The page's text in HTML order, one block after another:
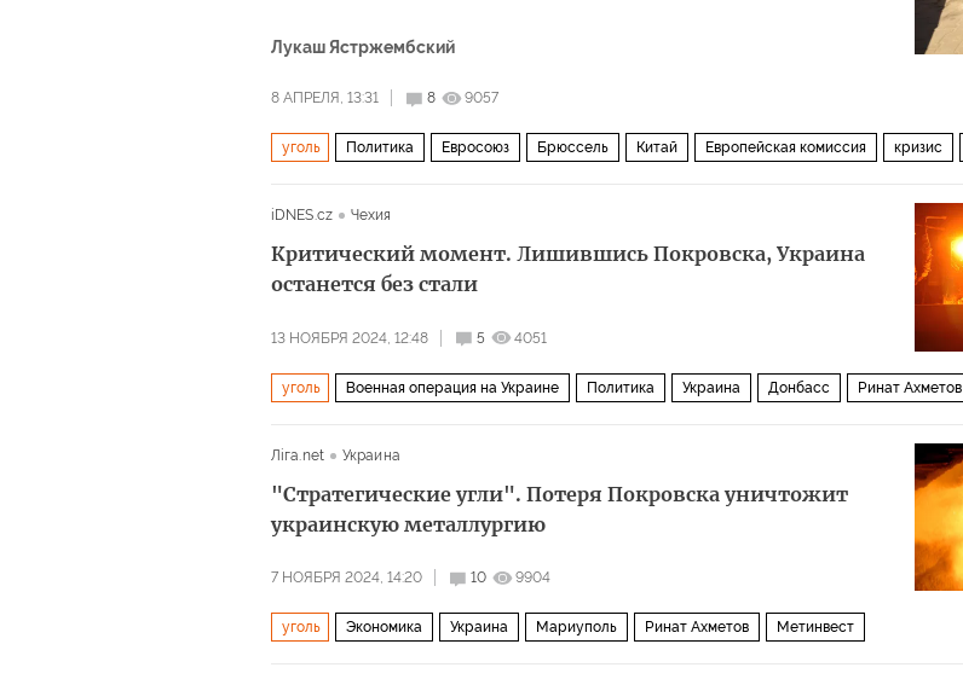
Лукаш Ястржембский
8 АПРЕЛЯ, 13:31 8 9057
уголь Политика Евросоюз Брюссель Китай Европейская комиссия кризис
iDNES.cz Чехия
Критический момент. Лишившись Покровска, Украина
останется без стали
13 НОЯБРЯ 2024, 12:48 5 4051
уголь Военная операция на Украине Политика Украина Донбасс Ринат Ахметов
Лiга.net
Украина
"Стратегические угли". Потеря Покровска уничтожит
украинскую металлургию
7 НОЯБРЯ 2024, 14:20 10 9904
уголь Экономика Украина Мариуполь Ринат Ахметов Метинвест